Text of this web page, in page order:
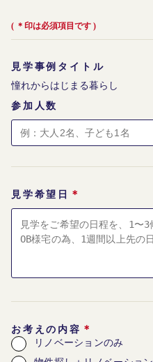
( ＊印は必須項目です )
見学事例タイトル
参加人数
見学希望日 ＊
お考えの内容 ＊
リノベーションのみ